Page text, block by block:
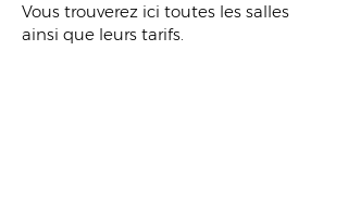
Vous trouverez ici toutes les salles
ainsi que leurs tarifs.